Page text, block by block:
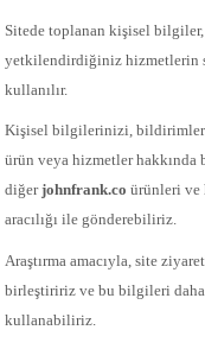
Sitede toplanan kişisel
yetkilendirdiğiniz hizmetlerin
kullanılır.
Kişisel bilgilerinizi,
ürün veya hizmetler
diğerjohnfrank.co ürünleri ve
aracılığı ile gönderebiliriz.
Araştırma amacıyla, site
birleştiririz ve bu bilgileri
kullanabiliriz.